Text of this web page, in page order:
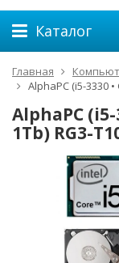
Каталог
Главная
AlphaPC (i5-3330 •
AlphaPC (i5-
1Tb) RG3-